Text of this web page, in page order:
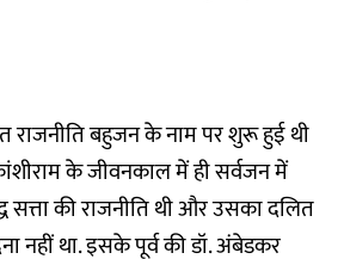
राजनीति बहुजन के नाम पर शुरू हुई थी
के जीवनकाल में ही सर्वजन में
सत्ता की राजनीति थी और उसका दलित
नहीं था. इसके पूर्व की डॉ. अंबेडकर